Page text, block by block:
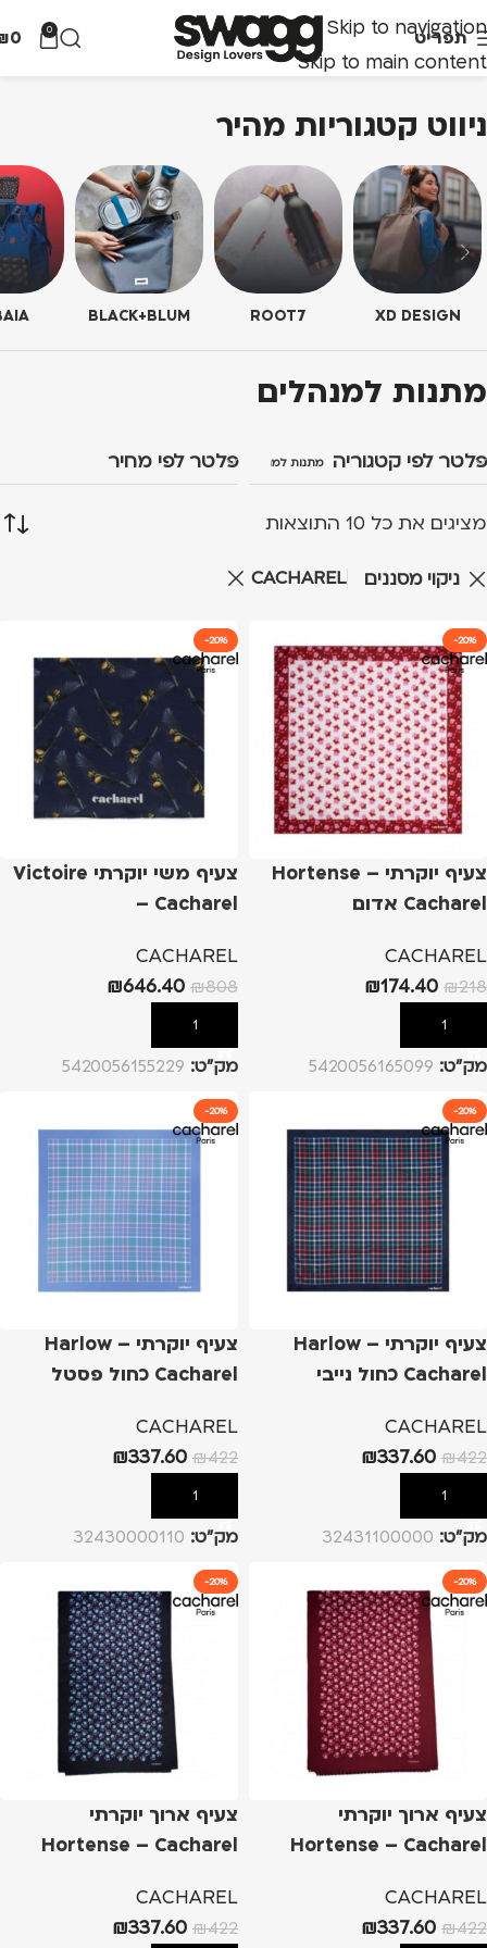
Skip to navigation
Skip to main content
תפריט 0
0
ניווט קטגוריות מהיר
XD DESIGN
ROOT7
BLACK+BLUM
מתנות למנהלים
פלטר לפי קטגוריה מתנות למנהלים פלטר לפי מחיר
מציגים את כל ⁦10⁩ התוצאות
ניקוי מסננים CACHAREL
-20%
צעיף יוקרתי Hortense –
Cacharel אדום
CACHAREL
₪218
₪174.40
הוספה לסל
מק”ט: 5420056165099
-20%
צעיף משי יוקרתי Victoire
– Cacharel
CACHAREL
₪808
₪646.40
הוספה לסל
מק”ט: 5420056155229
-20%
צעיף יוקרתי Harlow –
Cacharel כחול נייבי
CACHAREL
₪422
₪337.60
הוספה לסל
מק”ט: 32431100000
-20%
צעיף יוקרתי Harlow –
Cacharel כחול פסטל
CACHAREL
₪422
₪337.60
הוספה לסל
מק”ט: 32430000110
-20%
צעיף ארוך יוקרתי
Hortense – Cacharel
CACHAREL
₪422
₪337.60
-20%
צעיף ארוך יוקרתי
Hortense – Cacharel
CACHAREL
₪422
₪337.60